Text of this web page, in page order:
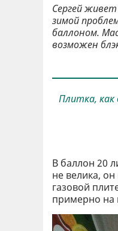
Сергей
зимой
баллоном.
возможен
Плитка, как
В баллон 20
не велика,
газовой
примерно на